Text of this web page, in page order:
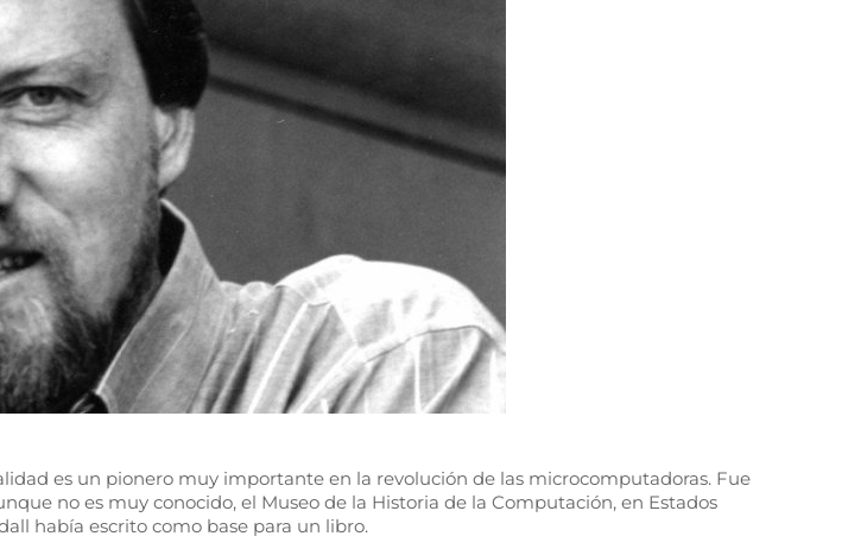
es un pionero muy importante en la revolución de las microcomputadoras. Fue
no es muy conocido, el Museo de la Historia de la Computación, en Estados
había escrito como base para un libro.